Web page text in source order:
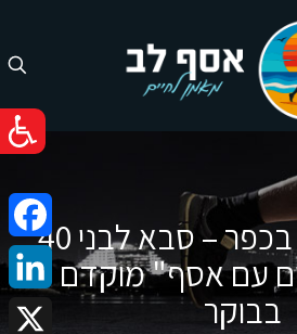
קבוצת ריצה בכפר – סבא לבני 40
עם אסף" מוקדם
בבוקר